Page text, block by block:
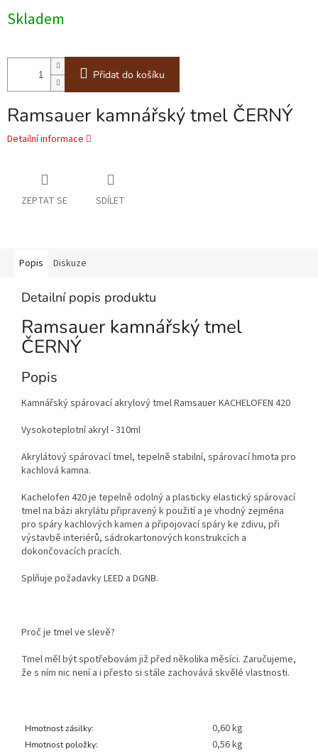
cena:
Skladem
Přidat do košíku
Ramsauer kamnářský tmel ČERNÝ
Detailní informace
ZEPTAT SE SDÍLET
Popis Diskuze
Detailní popis produktu
Ramsauer kamnářský tmel
ČERNÝ
Popis
Kamnářský spárovací akrylový tmel Ramsauer KACHELOFEN 420
Vysokoteplotní akryl - 310ml
Akrylátový spárovací tmel, tepelně stabilní, spárovací hmota pro
kachlová kamna.
Kachelofen 420 je tepelně odolný a plasticky elastický spárovací
tmel na bázi akrylátu připravený k použití a je vhodný zejména
pro spáry kachlových kamen a připojovací spáry ke zdivu, při
výstavbě interiérů, sádrokartonových konstrukcích a
dokončovacích pracích.
Splňuje požadavky LEED a DGNB.
Proč je tmel ve slevě?
Tmel měl být spotřebovám již před několika měsíci. Zaručujeme,
že s ním nic není a i přesto si stále zachovává skvělé vlastnosti.
Hmotnost zásilky: 0,60 kg
Hmotnost položky: 0,56 kg